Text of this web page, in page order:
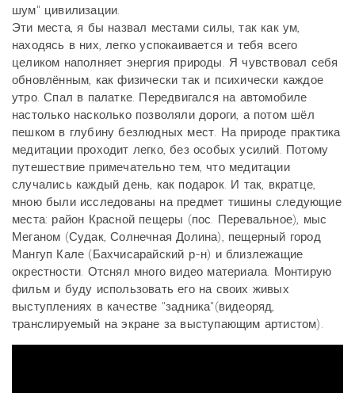
шум" цивилизации.
Эти места, я бы назвал местами силы, так как ум,
находясь в них, легко успокаивается и тебя всего
целиком наполняет энергия природы. Я чувствовал себя
обновлённым, как физически так и психически каждое
утро. Спал в палатке. Передвигался на автомобиле
настолько насколько позволяли дороги, а потом шёл
пешком в глубину безлюдных мест. На природе практика
медитации проходит легко, без особых усилий. Потому
путешествие примечательно тем, что медитации
случались каждый день, как подарок. И так, вкратце,
мною были исследованы на предмет тишины следующие
места: район Красной пещеры (пос. Перевальное), мыс
Меганом (Судак, Солнечная Долина), пещерный город
Мангуп Кале (Бахчисарайский р-н) и близлежащие
окрестности. Отснял много видео материала. Монтирую
фильм и буду использовать его на своих живых
выступлениях в качестве "задника"(видеоряд,
транслируемый на экране за выступающим артистом).